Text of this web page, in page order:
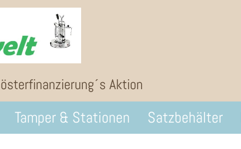
Aktion
Tamper & Stationen Satzbehälter